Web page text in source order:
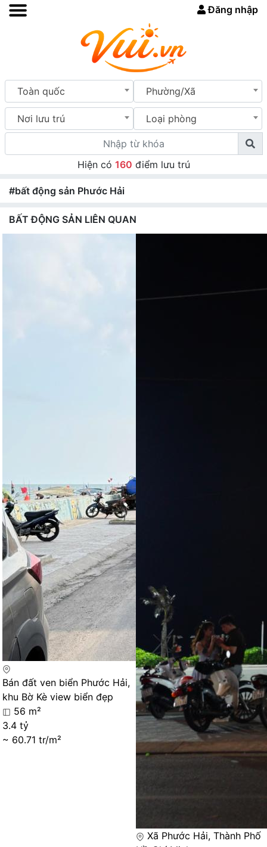
Đăng nhập
Toàn quốc Phường/Xã
Nơi lưu trú Loại phòng
Hiện có 160 điểm lưu trú
#bất động sản Phước Hải
BẤT ĐỘNG SẢN LIÊN QUAN
Bán đất ven biển Phước Hải,
khu Bờ Kè view biển đẹp
56 m²
3.4 tỷ
~ 60.71 tr/m²
Xã Phước Hải, Thành Phố